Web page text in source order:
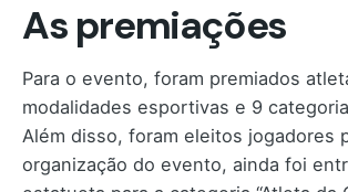
As premiações
Para o evento, foram premiados
modalidades esportivas e 9
Além disso, foram eleitos jogadores
organização do evento, ainda foi